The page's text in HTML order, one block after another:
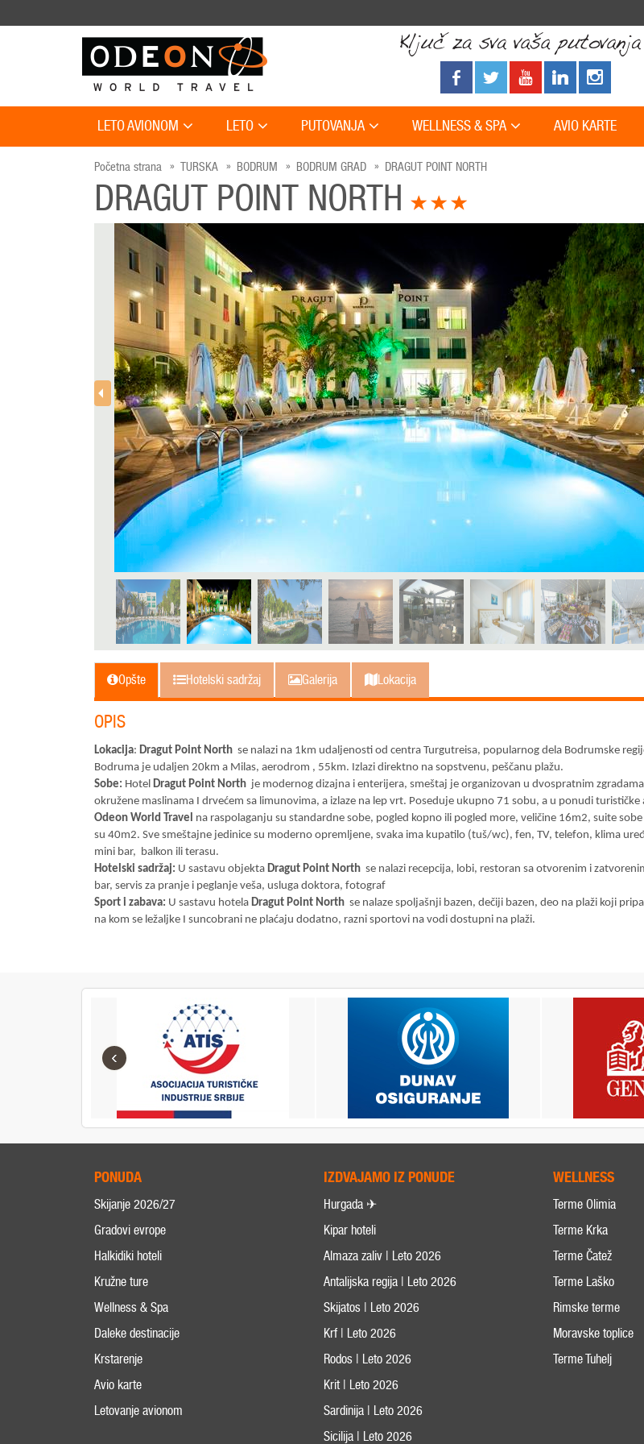
LETO AVIONOM LETO PUTOVANJA WELLNESS & SPA AVIO KARTE
Početna strana TURSKA BODRUM BODRUM GRAD DRAGUT POINT NORTH
DRAGUT POINT NORTH
Opšte Hotelski sadržaj Galerija Lokacija
OPIS
Lokacija: Dragut Point North se nalazi na 1km udaljenosti od centra Turgutreisa, popularnog dela Bodrumske
Bodruma je udaljen 20km a Milas, aerodrom , 55km. Izlazi direktno na sopstvenu, peščanu plažu.
Sobe: Hotel Dragut Point North je modernog dizajna i enterijera, smeštaj je organizovan u dvospratnim
okružene maslinama I drvećem sa limunovima, a izlaze na lep vrt. Poseduje ukupno 71 sobu, a u ponudi turističke
Odeon World Travel na raspolaganju su standardne sobe, pogled kopno ili pogled more, veličine 16m2, suite
su 40m2. Sve smeštajne jedinice su moderno opremljene, svaka ima kupatilo (tuš/wc), fen, TV, telefon, klima
mini bar, balkon ili terasu.
Hotelski sadržaj: U sastavu objekta Dragut Point North se nalazi recepcija, lobi, restoran sa otvorenim i
bar, servis za pranje i peglanje veša, usluga doktora, fotograf
Sport i zabava: U sastavu hotela Dragut Point North se nalaze spoljašnji bazen, dečiji bazen, deo na plaži koji
na kom se ležaljke I suncobrani ne plaćaju dodatno, razni sportovi na vodi dostupni na plaži.
‹
PONUDA
Skijanje 2026/27
Gradovi evrope
Halkidiki hoteli
Kružne ture
Wellness & Spa
Daleke destinacije
Krstarenje
Avio karte
Letovanje avionom
IZDVAJAMO IZ PONUDE
Hurgada ✈
Kipar hoteli
Almaza zaliv | Leto 2026
Antalijska regija | Leto 2026
Skijatos | Leto 2026
Krf | Leto 2026
Rodos | Leto 2026
Krit | Leto 2026
Sardinija | Leto 2026
Sicilija | Leto 2026
WELLNESS
Terme Olimia
Terme Krka
Terme Čatež
Terme Laško
Rimske terme
Moravske toplice
Terme Tuhelj